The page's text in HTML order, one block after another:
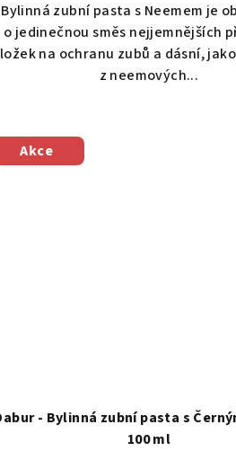
Bylinná zubní pasta s Neemem je
o jedinečnou směs nejjemnějších
na ochranu zubů a dásní,
z neemových...
Akce
- Bylinná zubní pasta s
100 ml